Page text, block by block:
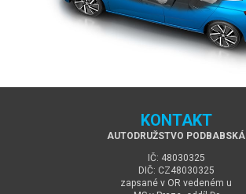
KONTAKT
AUTODRUŽSTVO PODBABSKÁ
IČ: 48030325
DIČ: CZ48030325
zapsané v OR vedeném u